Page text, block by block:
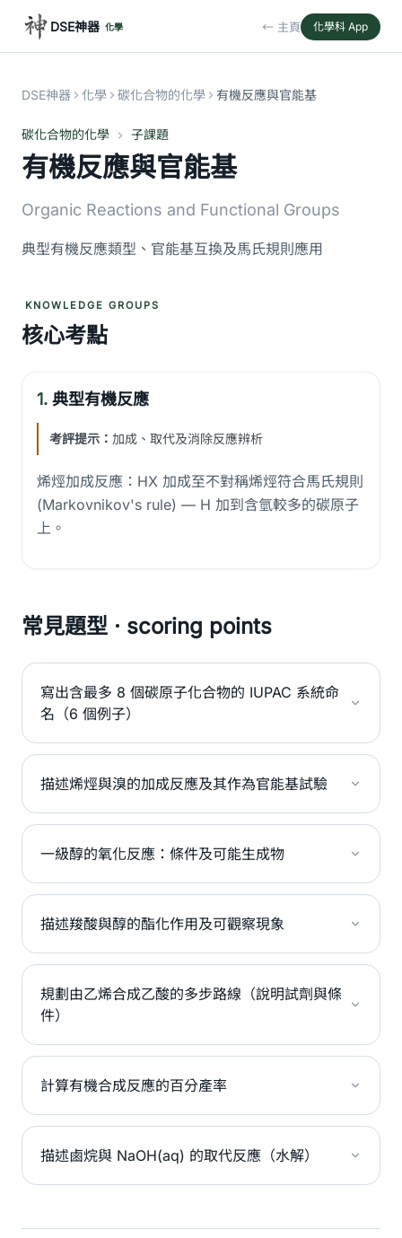
DSE神器 化學 ← 主頁 化學科 App
DSE神器 化學 碳化合物的化學 有機反應與官能基
碳化合物的化學 子課題
有機反應與官能基
Organic Reactions and Functional Groups
典型有機反應類型、官能基互換及馬氏規則應用
KNOWLEDGE GROUPS
核心考點
1. 典型有機反應
考評提示： 加成、取代及消除反應辨析
烯烴加成反應：HX 加成至不對稱烯烴符合馬氏規則
(Markovnikov's rule) — H 加到含氫較多的碳原子
上。
常見題型 · scoring points
寫出含最多 8 個碳原子化合物的 IUPAC 系統命
名（6 個例子）
描述烯烴與溴的加成反應及其作為官能基試驗
一級醇的氧化反應：條件及可能生成物
描述羧酸與醇的酯化作用及可觀察現象
規劃由乙烯合成乙酸的多步路線（說明試劑與條
件）
計算有機合成反應的百分產率
描述鹵烷與 NaOH(aq) 的取代反應（水解）